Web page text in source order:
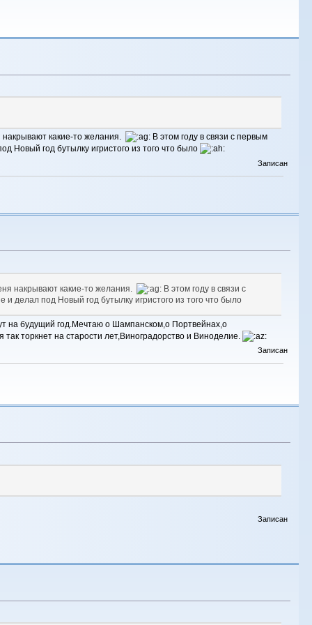
какие-то желания.
В этом году в связи с первым
Новый год бутылку игристого из того что было
Записан
накрывают какие-то желания.
В этом году в связи с
делал под Новый год бутылку игристого из того что было
на будущий год.Мечтаю о Шампанском,о Портвейнах,о
торкнет на старости лет,Виноградорство и Виноделие.
Записан
Записан